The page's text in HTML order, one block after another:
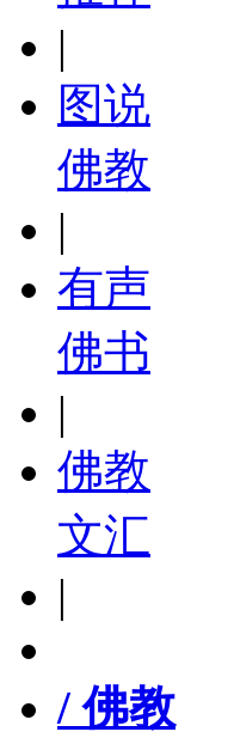
|
图说
佛教
|
有声
佛书
|
佛教
文汇
|
/ 佛教